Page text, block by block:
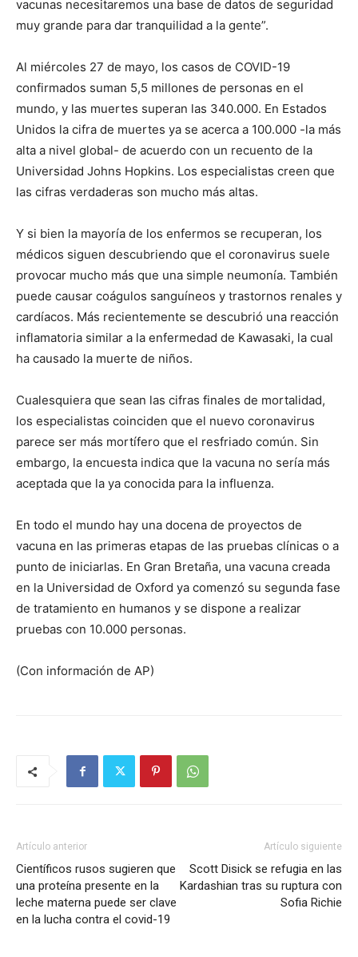
vacunas necesitaremos una base de datos de seguridad
muy grande para dar tranquilidad a la gente”.
Al miércoles 27 de mayo, los casos de COVID-19
confirmados suman 5,5 millones de personas en el
mundo, y las muertes superan las 340.000. En Estados
Unidos la cifra de muertes ya se acerca a 100.000 -la más
alta a nivel global- de acuerdo con un recuento de la
Universidad Johns Hopkins. Los especialistas creen que
las cifras verdaderas son mucho más altas.
Y si bien la mayoría de los enfermos se recuperan, los
médicos siguen descubriendo que el coronavirus suele
provocar mucho más que una simple neumonía. También
puede causar coágulos sanguíneos y trastornos renales y
cardíacos. Más recientemente se descubrió una reacción
inflamatoria similar a la enfermedad de Kawasaki, la cual
ha causado la muerte de niños.
Cualesquiera que sean las cifras finales de mortalidad,
los especialistas coinciden que el nuevo coronavirus
parece ser más mortífero que el resfriado común. Sin
embargo, la encuesta indica que la vacuna no sería más
aceptada que la ya conocida para la influenza.
En todo el mundo hay una docena de proyectos de
vacuna en las primeras etapas de las pruebas clínicas o a
punto de iniciarlas. En Gran Bretaña, una vacuna creada
en la Universidad de Oxford ya comenzó su segunda fase
de tratamiento en humanos y se dispone a realizar
pruebas con 10.000 personas.
(Con información de AP)
Artículo anterior
Científicos rusos sugieren que
una proteína presente en la
leche materna puede ser clave
en la lucha contra el covid-19
Artículo siguiente
Scott Disick se refugia en las
Kardashian tras su ruptura con
Sofia Richie